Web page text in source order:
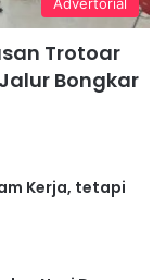
Trotoar
Bongkar
Kerja, tetapi